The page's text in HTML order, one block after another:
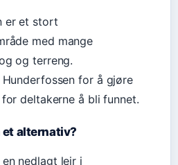
er et stort
med mange
og terreng.
for å gjøre
deltakerne å bli funnet.
et alternativ?
nedlagt leir i